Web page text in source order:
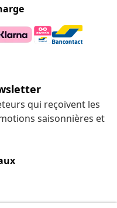
qui reçoivent les
saisonnières et